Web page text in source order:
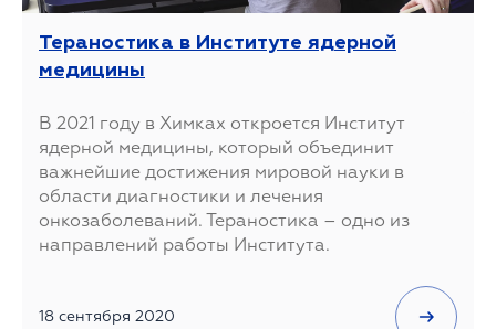
Тераностика в Институте ядерной
медицины
В 2021 году в Химках откроется Институт
ядерной медицины, который объединит
важнейшие достижения мировой науки в
области диагностики и лечения
онкозаболеваний. Тераностика – одно из
направлений работы Института.
18 сентября 2020